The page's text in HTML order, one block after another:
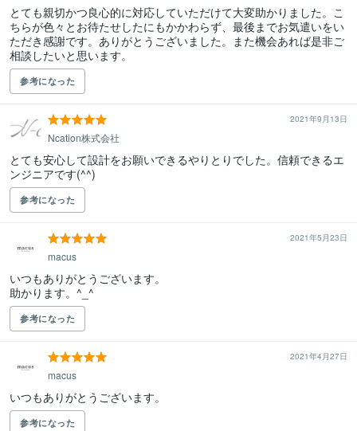
とても親切かつ良心的に対応していただけて大変助かりました。こ
ちらが色々とお待たせしたにもかかわらず、最後までお気遣いをい
ただき感謝です。ありがとうございました。また機会あれば是非ご
相談したいと思います。
参考になった
2021年9月13日
Ncation株式会社
とても安心して設計をお願いできるやりとりでした。信頼できるエ
ンジニアです(^^)
参考になった
2021年5月23日
macus
いつもありがとうございます。
助かります。^_^
参考になった
2021年4月27日
macus
いつもありがとうございます。
参考になった